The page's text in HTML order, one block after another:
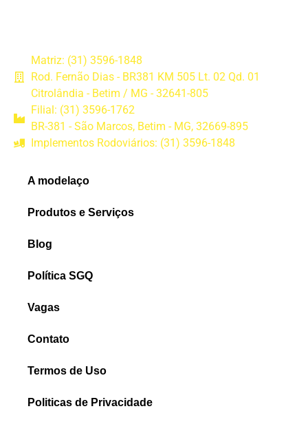
Matriz: (31) 3596-1848
Rod. Fernão Dias - BR381 KM 505 Lt. 02 Qd. 01
Citrolândia - Betim / MG - 32641-805
Filial: (31) 3596-1762
BR-381 - São Marcos, Betim - MG, 32669-895
Implementos Rodoviários: (31) 3596-1848
A modelaço
Produtos e Serviços
Blog
Política SGQ
Vagas
Contato
Termos de Uso
Politicas de Privacidade